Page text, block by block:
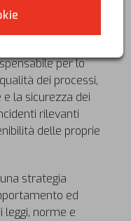
industriale e
per lo
dei processi,
la sicurezza dei
rilevanti
delle proprie
strategia
ed
leggi, norme e